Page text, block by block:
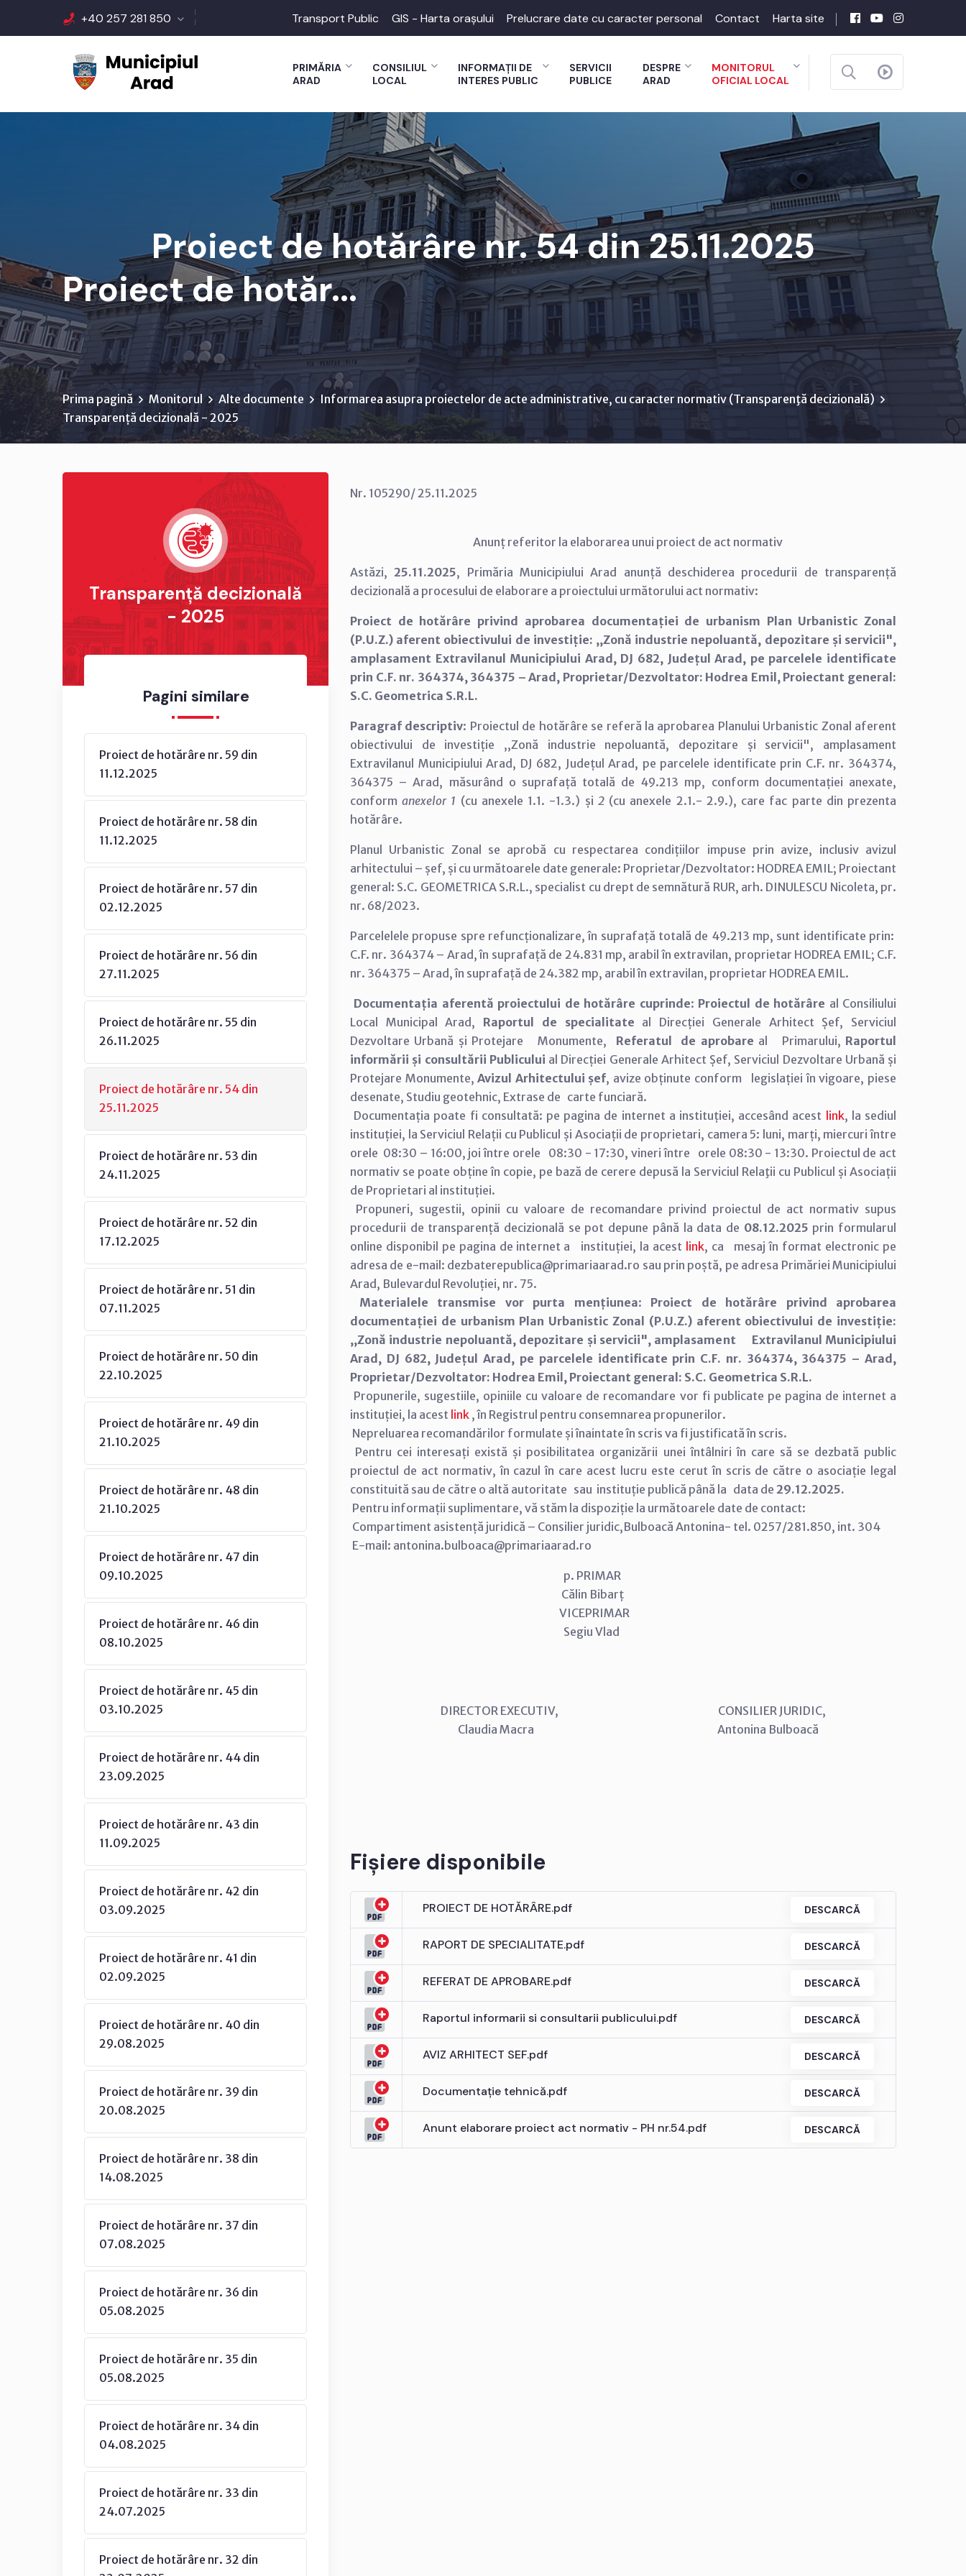
+40 257 281 850 Transport Public GIS - Harta orașului Prelucrare date cu caracter personal Contact Harta site
PRIMĂRIA
ARAD
CONSILIUL
LOCAL
INFORMAȚII DE
INTERES PUBLIC
SERVICII
PUBLICE
DESPRE
ARAD
MONITORUL
OFICIAL LOCAL
Proiect de hotărâre nr. 54 din 25.11.2025
Proiect de hotăr...
Prima pagină Monitorul Alte documente
Informarea asupra proiectelor de acte administrative, cu caracter normativ (Transparenţă decizională)
Transparență decizională - 2025
Transparență decizională
- 2025
Pagini similare
Proiect de hotărâre nr. 59 din
11.12.2025
Proiect de hotărâre nr. 58 din
11.12.2025
Proiect de hotărâre nr. 57 din
02.12.2025
Proiect de hotărâre nr. 56 din
27.11.2025
Proiect de hotărâre nr. 55 din
26.11.2025
Proiect de hotărâre nr. 54 din
25.11.2025
Proiect de hotărâre nr. 53 din
24.11.2025
Proiect de hotărâre nr. 52 din
17.12.2025
Proiect de hotărâre nr. 51 din
07.11.2025
Proiect de hotărâre nr. 50 din
22.10.2025
Proiect de hotărâre nr. 49 din
21.10.2025
Proiect de hotărâre nr. 48 din
21.10.2025
Proiect de hotărâre nr. 47 din
09.10.2025
Proiect de hotărâre nr. 46 din
08.10.2025
Proiect de hotărâre nr. 45 din
03.10.2025
Proiect de hotărâre nr. 44 din
23.09.2025
Proiect de hotărâre nr. 43 din
11.09.2025
Proiect de hotărâre nr. 42 din
03.09.2025
Proiect de hotărâre nr. 41 din
02.09.2025
Proiect de hotărâre nr. 40 din
29.08.2025
Proiect de hotărâre nr. 39 din
20.08.2025
Proiect de hotărâre nr. 38 din
14.08.2025
Proiect de hotărâre nr. 37 din
07.08.2025
Proiect de hotărâre nr. 36 din
05.08.2025
Proiect de hotărâre nr. 35 din
05.08.2025
Proiect de hotărâre nr. 34 din
04.08.2025
Proiect de hotărâre nr. 33 din
24.07.2025
Proiect de hotărâre nr. 32 din
Nr. 105290/ 25.11.2025
Anunț referitor la elaborarea unui proiect de act normativ
Astăzi,25.11.2025, Primăria Municipiului Arad anunță deschiderea procedurii de transparență
decizională a procesului de elaborare a proiectului următorului act normativ:
Proiect de hotărâre privind aprobarea documentației de urbanism Plan Urbanistic Zonal
(P.U.Z.) aferent obiectivului de investiție: ,,Zonă industrie nepoluantă, depozitare și servicii",
amplasament Extravilanul Municipiului Arad, DJ 682, Județul Arad, pe parcelele identificate
prin C.F. nr. 364374, 364375 – Arad, Proprietar/Dezvoltator: Hodrea Emil, Proiectant general:
S.C. Geometrica S.R.L.
Paragraf descriptiv: Proiectul de hotărâre se referă la aprobarea Planului Urbanistic Zonal aferent
obiectivului de investiție ,,Zonă industrie nepoluantă, depozitare și servicii", amplasament
Extravilanul Municipiului Arad, DJ 682, Județul Arad, pe parcelele identificate prin C.F. nr. 364374,
364375 – Arad, măsurând o suprafață totală de 49.213 mp, conform documentației anexate,
conformanexelor 1 (cu anexele 1.1. -1.3.) și 2 (cu anexele 2.1.- 2.9.), care fac parte din prezenta
hotărâre.
Planul Urbanistic Zonal se aprobă cu respectarea condițiilor impuse prin avize, inclusiv avizul
arhitectului – șef, și cu următoarele date generale: Proprietar/Dezvoltator: HODREA EMIL; Proiectant
general: S.C. GEOMETRICA S.R.L., specialist cu drept de semnătură RUR, arh. DINULESCU Nicoleta, pr.
nr. 68/2023.
Parcelelele propuse spre refuncționalizare, în suprafață totală de 49.213 mp, sunt identificate prin:
C.F. nr. 364374 – Arad, în suprafață de 24.831 mp, arabil în extravilan, proprietar HODREA EMIL; C.F.
nr. 364375 – Arad, în suprafață de 24.382 mp, arabil în extravilan, proprietar HODREA EMIL.
Documentația aferentă proiectului de hotărâre cuprinde: Proiectul de hotărâre al Consiliului
Local Municipal Arad, Raportul de specialitate al Direcției Generale Arhitect Șef, Serviciul
Dezvoltare Urbană și Protejare Monumente, Referatul de aprobare al Primarului, Raportul
informării și consultării Publicului al Direcției Generale Arhitect Șef, Serviciul Dezvoltare Urbană și
Protejare Monumente,Avizul Arhitectului șef, avize obținute conform legislației în vigoare, piese
desenate, Studiu geotehnic, Extrase de carte funciară.
Documentația poate fi consultată: pe pagina de internet a instituției, accesând acest link, la sediul
instituției, la Serviciul Relații cu Publicul și Asociații de proprietari, camera 5: luni, marți, miercuri între
orele 08:30 – 16:00, joi între orele 08:30 - 17:30, vineri între orele 08:30 - 13:30. Proiectul de act
normativ se poate obține în copie, pe bază de cerere depusă la Serviciul Relaţii cu Publicul și Asociații
de Proprietari al instituției.
Propuneri, sugestii, opinii cu valoare de recomandare privind proiectul de act normativ supus
procedurii de transparență decizională se pot depune până la data de 08.12.2025 prin formularul
online disponibil pe pagina de internet a instituției, la acest link, ca mesaj în format electronic pe
adresa de e-mail: dezbaterepublica@primariaarad.ro sau prin poștă, pe adresa Primăriei Municipiului
Arad, Bulevardul Revoluției, nr. 75.
Materialele transmise vor purta mențiunea: Proiect de hotărâre privind aprobarea
documentației de urbanism Plan Urbanistic Zonal (P.U.Z.) aferent obiectivului de investiție:
,,Zonă industrie nepoluantă, depozitare și servicii", amplasament Extravilanul Municipiului
Arad, DJ 682, Județul Arad, pe parcelele identificate prin C.F. nr. 364374, 364375 – Arad,
Proprietar/Dezvoltator: Hodrea Emil, Proiectant general: S.C. Geometrica S.R.L.
Propunerile, sugestiile, opiniile cu valoare de recomandare vor fi publicate pe pagina de internet a
instituției, la acest link , în Registrul pentru consemnarea propunerilor.
Nepreluarea recomandărilor formulate și înaintate în scris va fi justificată în scris.
Pentru cei interesați există și posibilitatea organizării unei întâlniri în care să se dezbată public
proiectul de act normativ, în cazul în care acest lucru este cerut în scris de către o asociație legal
constituită sau de către o altă autoritate sau instituție publică până la data de 29.12.2025.
Pentru informații suplimentare, vă stăm la dispoziție la următoarele date de contact:
Compartiment asistență juridică – Consilier juridic,Bulboacă Antonina- tel. 0257/281.850, int. 304
E-mail: antonina.bulboaca@primariaarad.ro
p. PRIMAR
Călin Bibarț
VICEPRIMAR
Segiu Vlad
DIRECTOR EXECUTIV, CONSILIER JURIDIC,
Claudia Macra Antonina Bulboacă
Fișiere disponibile
PROIECT DE HOTĂRÂRE.pdf DESCARCĂ
RAPORT DE SPECIALITATE.pdf DESCARCĂ
REFERAT DE APROBARE.pdf DESCARCĂ
Raportul informarii si consultarii publicului.pdf DESCARCĂ
AVIZ ARHITECT SEF.pdf DESCARCĂ
Documentație tehnică.pdf DESCARCĂ
Anunt elaborare proiect act normativ - PH nr.54.pdf DESCARCĂ